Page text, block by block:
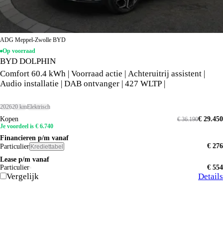
ADG Meppel-Zwolle BYD
Op voorraad
BYD DOLPHIN
Comfort 60.4 kWh | Voorraad actie | Achteruitrij assistent |
Audio installatie | DAB ontvanger | 427 WLTP |
202620 kmElektrisch
Kopen € 29.450
€ 36.190
Je voordeel is € 6.740
Financieren p/m vanaf
Particulier Krediettabel
€ 276
Lease p/m vanaf
Particulier
€ 554
Vergelijk Details